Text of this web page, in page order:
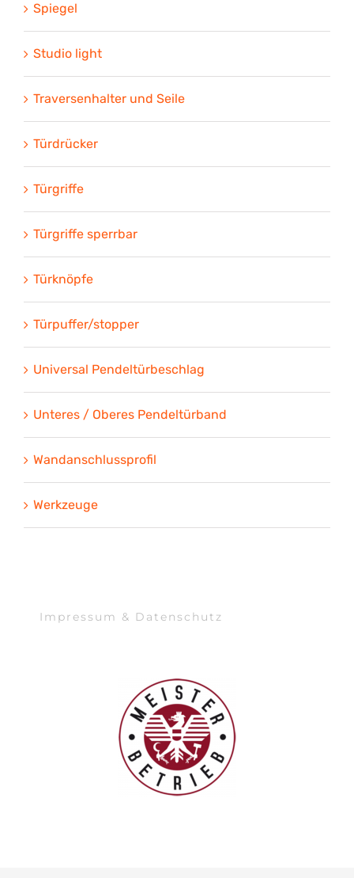
Spiegel
Studio light
Traversenhalter und Seile
Türdrücker
Türgriffe
Türgriffe sperrbar
Türknöpfe
Türpuffer/stopper
Universal Pendeltürbeschlag
Unteres / Oberes Pendeltürband
Wandanschlussprofil
Werkzeuge
Impressum & Datenschutz